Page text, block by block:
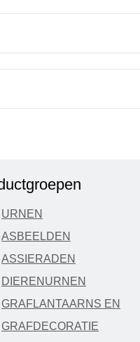
URNEN
ASBEELDEN
ASSIERADEN
DIERENURNEN
GRAFLANTAARNS EN
GRAFDECORATIE